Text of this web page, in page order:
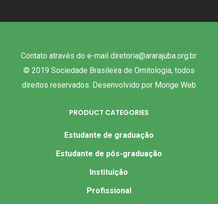
Contato através do e-mail diretoria@ararajuba.org.br
© 2019 Sociedade Brasileira de Ornitologia, todos
direitos reservados. Desenvolvido por Monge Web
PRODUCT CATEGORIES
Estudante de graduação
Estudante de pós-graduação
Instituição
Profissional